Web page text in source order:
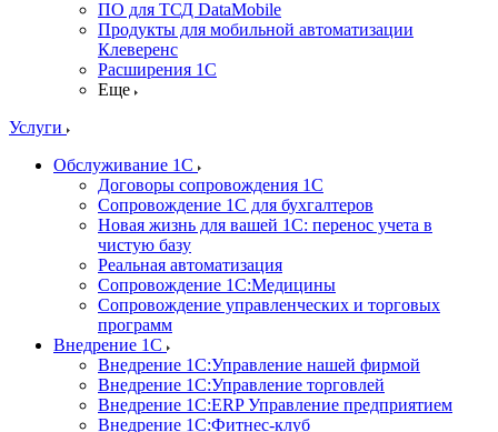
ПО для ТСД DataMobile
Продукты для мобильной автоматизации
Клеверенс
Расширения 1С
Еще
Услуги
Обслуживание 1С
Договоры сопровождения 1С
Сопровождение 1С для бухгалтеров
Новая жизнь для вашей 1С: перенос учета в
чистую базу
Реальная автоматизация
Сопровождение 1С:Медицины
Сопровождение управленческих и торговых
программ
Внедрение 1С
Внедрение 1С:Управление нашей фирмой
Внедрение 1С:Управление торговлей
Внедрение 1С:ERP Управление предприятием
Внедрение 1С:Фитнес-клуб